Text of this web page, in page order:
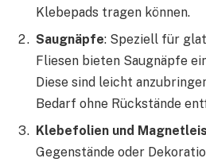
Klebepads tragen können.
Saugnäpfe: Speziell für
Fliesen bieten Saugnäpfe
Diese sind leicht
Bedarf ohne Rückstände
Klebefolien und
Gegenstände oder